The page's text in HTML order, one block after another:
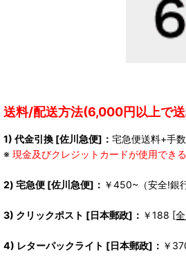
送料/配送方法(6,000円以上で
1) 代金引換 [佐川急便]： 宅急便送料+手
※ 現金及びクレジットカードが使用でき
2) 宅急便 [佐川急便]： ￥450~（安全!銀
3) クリックポスト [日本郵政]： ￥188 [
4) レターパックライト [日本郵政]： ￥